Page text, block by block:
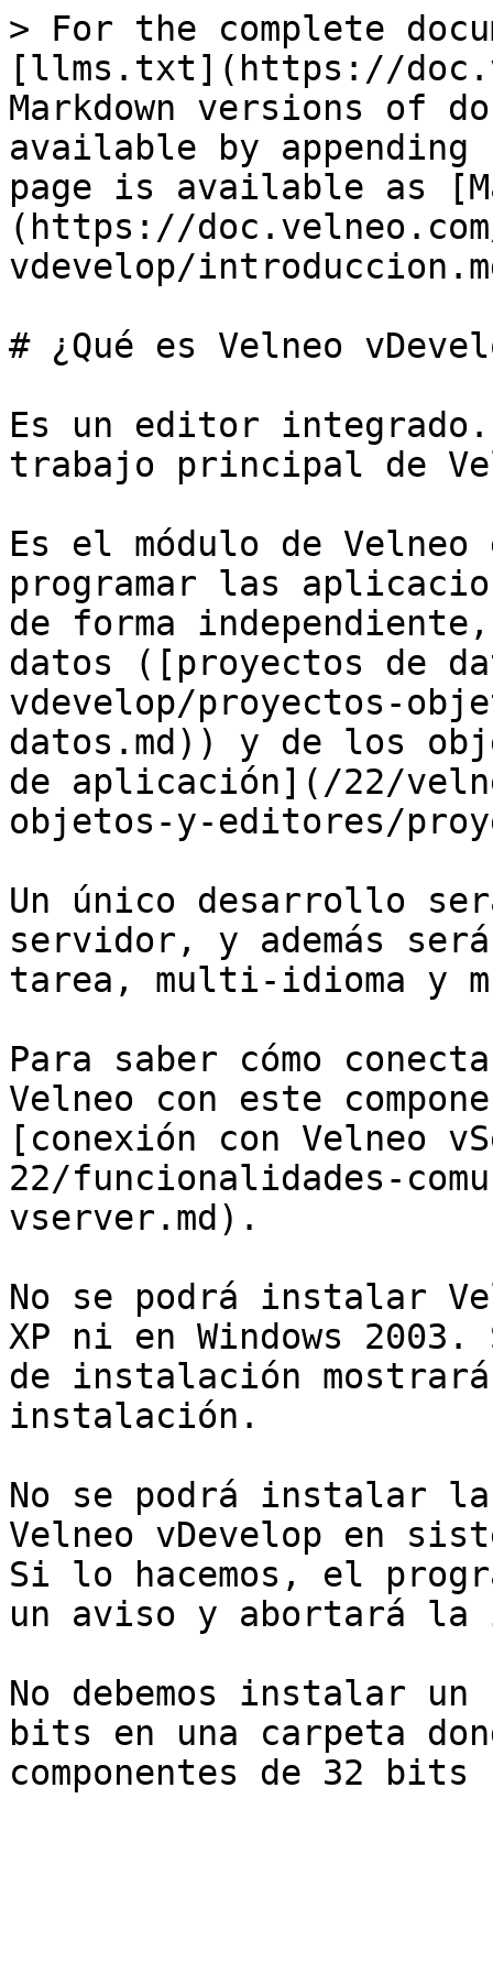
> For the complete
[llms.txt](https://
Markdown versions of
available by
page is available as
(https://
vdevelop/
# ¿Qué es Velneo
Es un editor
trabajo principal de
Es el módulo de
programar las
de forma
datos ([proyectos de
vdevelop/proyectos-
datos.md)) y de los
de aplicación](/22/
objetos-y-editores/
Un único desarrollo
servidor, y además
tarea, multi-idioma y
Para saber cómo
Velneo con este
[conexión con Velneo
22/funcionalidades-
vserver.md).
No se podrá instalar
XP ni en Windows
de instalación
instalación.
No se podrá instalar
Velneo vDevelop en
Si lo hacemos, el
un aviso y abortará
No debemos instalar un
bits en una carpeta